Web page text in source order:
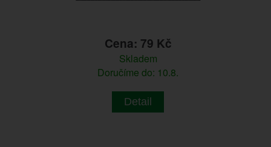
Cena: 79 Kč
Skladem
Doručíme do: 10.8.
Detail